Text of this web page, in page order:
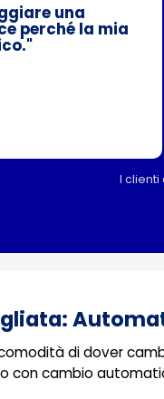
una
perché la mia
I
di dover
con cambio